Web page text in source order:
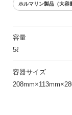
©
ホルマリン製品（大容
容量
5ℓ
容器サイズ